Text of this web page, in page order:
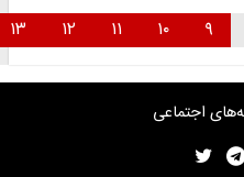
۹ ۱۰ ۱۱ ۱۲ ۱۳
اجتماعی